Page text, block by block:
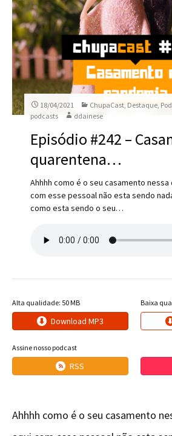
18/04/2021 ChupaCast, Destaque,
podcasts
ddainese
Episódio #242 –
quarentena…
Ahhhh como é o seu casamento
com esse pessoal não esta sendo
como esta sendo o seu…
Alta qualidade: 50 MB
Download MP3
Baixa
Assine nosso podcast
RSS
Ahhhh como é o seu casamento